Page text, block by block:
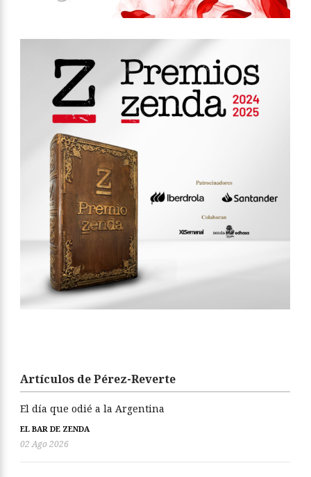
Artículos de Pérez-Reverte
El día que odié a la Argentina
EL BAR DE ZENDA
02 Ago 2026